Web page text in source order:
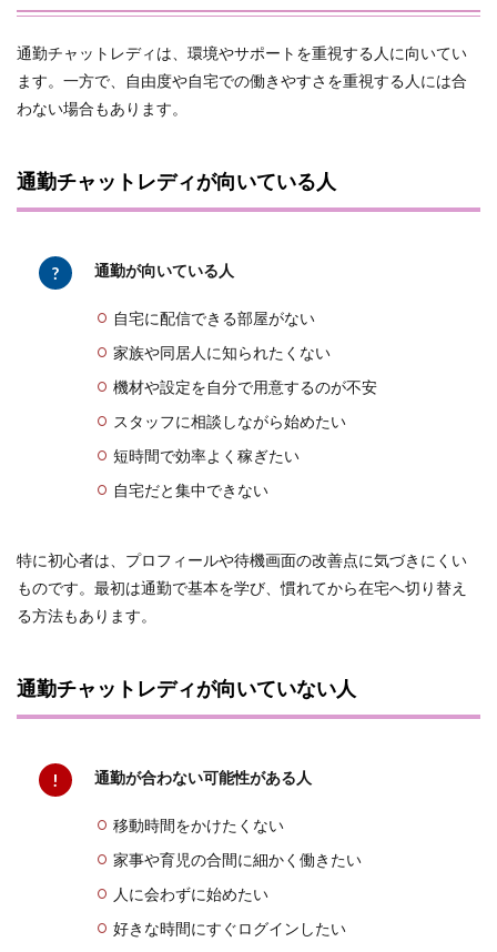
通勤チャットレディは、環境やサポートを重視する人に向いてい
ます。一方で、自由度や自宅での働きやすさを重視する人には合
わない場合もあります。
通勤チャットレディが向いている人
通勤が向いている人
自宅に配信できる部屋がない
家族や同居人に知られたくない
機材や設定を自分で用意するのが不安
スタッフに相談しながら始めたい
短時間で効率よく稼ぎたい
自宅だと集中できない
特に初心者は、プロフィールや待機画面の改善点に気づきにくい
ものです。最初は通勤で基本を学び、慣れてから在宅へ切り替え
る方法もあります。
通勤チャットレディが向いていない人
通勤が合わない可能性がある人
移動時間をかけたくない
家事や育児の合間に細かく働きたい
人に会わずに始めたい
好きな時間にすぐログインしたい